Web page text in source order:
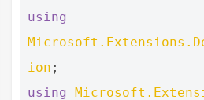
using
ion ;
using